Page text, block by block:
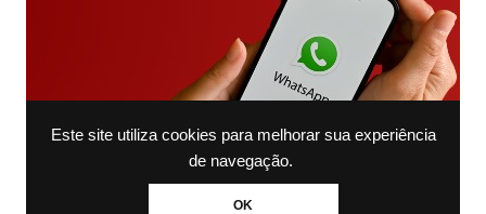
Este site utiliza cookies para melhorar sua experiência
de navegação.
OK